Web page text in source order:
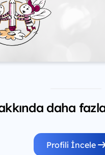
daha
Profili İncele